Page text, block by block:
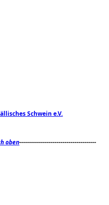
Schwein e.V.
oben---------------------------------------